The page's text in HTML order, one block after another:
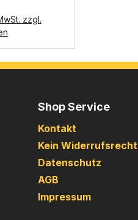
zzgl.
Shop Service
Kontakt
Kein Widerrufsrecht
Datenschutz
AGB
Impressum